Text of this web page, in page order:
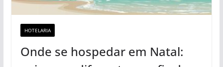
HOTELARIA
Onde se hospedar em Natal: